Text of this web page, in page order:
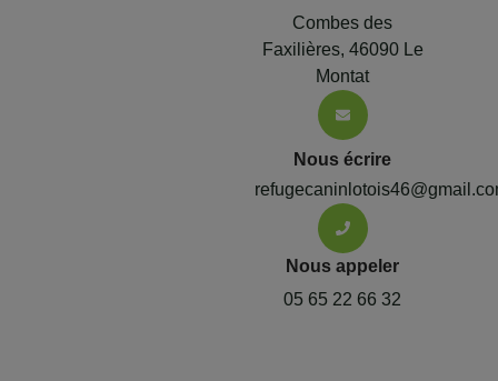
Combes des
Faxilières, 46090 Le
Montat
Nous écrire
Nous appeler
05 65 22 66 32